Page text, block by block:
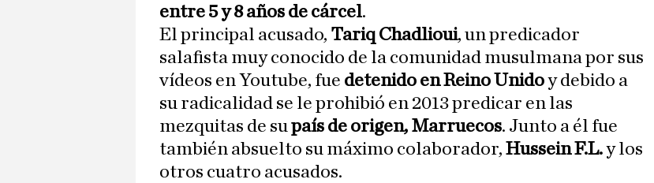
entre 5 y 8 años de cárcel.
El principal acusado, Tariq Chadlioui, un predicador
salafista muy conocido de la comunidad musulmana por sus
vídeos en Youtube, fue detenido en Reino Unidoy debido a
su radicalidad se le prohibió en 2013 predicar en las
mezquitas de supaís de origen, Marruecos. Junto a él fue
también absuelto su máximo colaborador, Hussein F.L.y los
otros cuatro acusados.